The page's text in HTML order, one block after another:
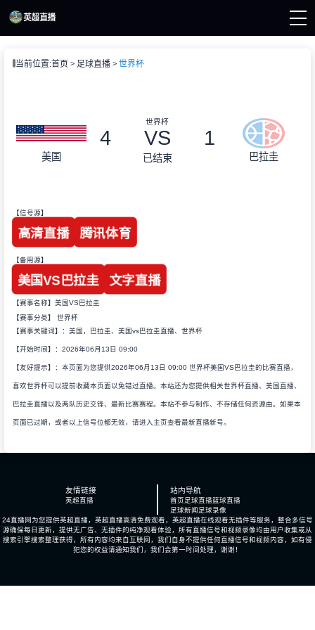
播
像
当前位置:首页 足球直播 世界杯
美国
世界杯
4 VS 1
已结束 巴拉圭
【信号源】
高清直播 腾讯体育
【备用源】
美国VS巴拉圭 文字直播
【赛事名称】美国VS巴拉圭
【赛事分类】 世界杯
【赛事关键词】：美国，巴拉圭、美国vs巴拉圭直播、世界杯
【开始时间】：2026年06月13日 09:00
【友好提示】：本页面为您提供2026年06月13日 09:00 世界杯美国VS巴拉圭的比赛直播，
喜欢世界杯可以提前收藏本页面以免错过直播。本站还为您提供相关世界杯直播、美国直播、
巴拉圭直播以及两队历史交锋、最新比赛赛程。本站不参与制作、不存储任何资源由。如果本
页面已过期，或者以上信号位都无效，请进入主页查看最新直播新号。
友情链接
英超直播
站内导航
首页足球直播篮球直播
足球新闻足球录像
24直播网为您提供英超直播，英超直播高清免费观看，英超直播在线观看无插件等服务，整合多信号
源确保每日更新，提供无广告、无插件的纯净观看体验，所有直播信号和视频录像均由用户收集或从
搜索引擎搜索整理获得，所有内容均来自互联网，我们自身不提供任何直播信号和视频内容，如有侵
犯您的权益请通知我们，我们会第一时间处理，谢谢！